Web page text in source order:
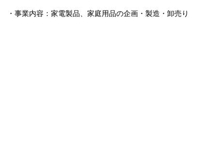
・事業内容：家電製品、家庭用品の企画・製造・卸売り